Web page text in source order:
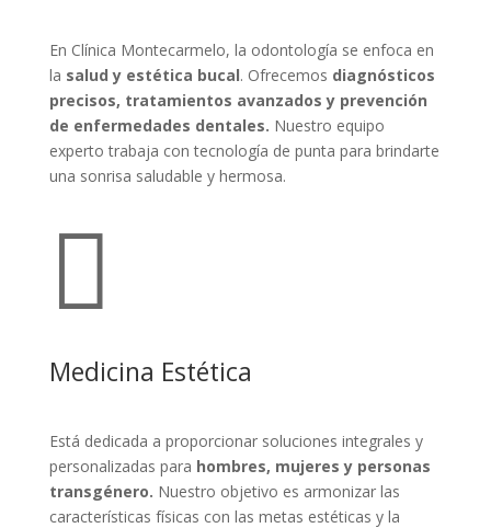
En Clínica Montecarmelo, la odontología se enfoca en
la salud y estética bucal. Ofrecemos diagnósticos
precisos, tratamientos avanzados y prevención
de enfermedades dentales. Nuestro equipo
experto trabaja con tecnología de punta para brindarte
una sonrisa saludable y hermosa.

Medicina Estética
Está dedicada a proporcionar soluciones integrales y
personalizadas para hombres, mujeres y personas
transgénero. Nuestro objetivo es armonizar las
características físicas con las metas estéticas y la